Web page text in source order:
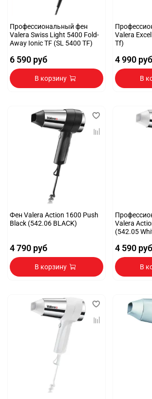
Профессиональный фен
Valera Swiss Light 5400 Fold-
Away Ionic TF (SL 5400 TF)
6 590 руб
В корзину
Valera
Tf)
4 990 руб
В
Фен Valera Action 1600 Push
Black (542.06 BLACK)
4 790 руб
В корзину
Valera
(542.05
4 590 руб
В